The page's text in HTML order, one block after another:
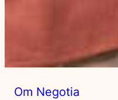
Om Negotia